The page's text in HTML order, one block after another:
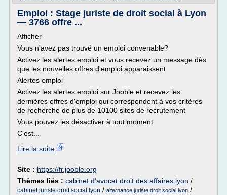
Emploi : Stage juriste de droit social à Lyon
— 3766 offre ...
Afficher
Vous n'avez pas trouvé un emploi convenable?
Activez les alertes emploi et vous recevez un message dès
que les nouvelles offres d'emploi apparaissent
Alertes emploi
Activez les alertes emploi sur Jooble et recevez les
dernières offres d'emploi qui correspondent à vos critères
de recherche de plus de 10100 sites de recrutement
Vous pouvez les désactiver à tout moment
C'est...
Lire la suite
Site : https://fr.jooble.org
Thèmes liés : cabinet d'avocat droit des affaires lyon /
cabinet juriste droit social lyon / alternance juriste droit social lyon /